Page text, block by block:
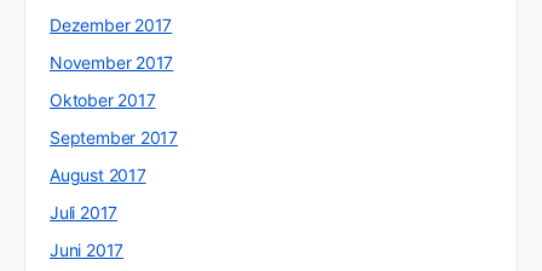
Dezember 2017
November 2017
Oktober 2017
September 2017
August 2017
Juli 2017
Juni 2017